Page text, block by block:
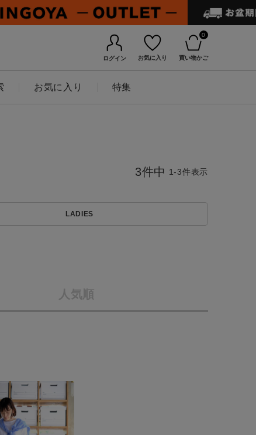
ログイン お気に入り
0
買い物かご
お気に入り 特集
BINGOYAについて
採用情報
在庫なし含む
LADIES
人気順
3件中 1-3件表示